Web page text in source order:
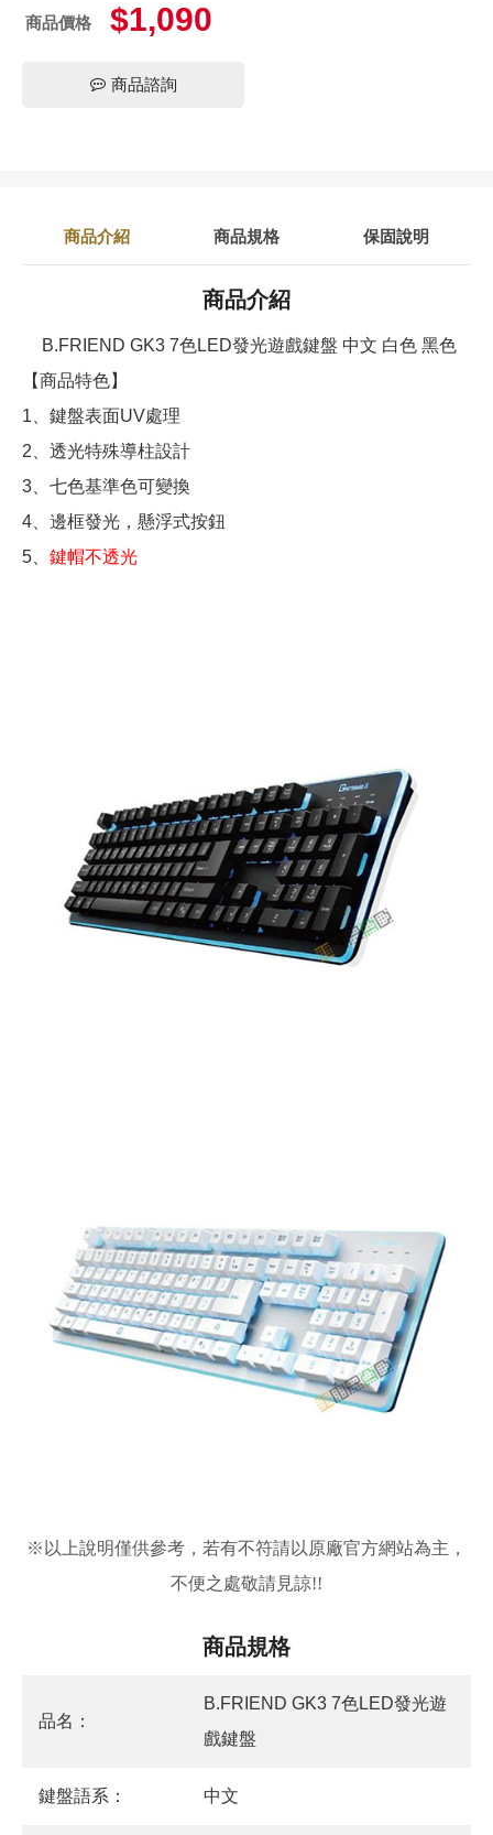
商品價格 $1,090
商品諮詢
商品介紹 商品規格 保固說明
商品介紹
B.FRIEND GK3 7色LED發光遊戲鍵盤 中文 白色 黑色
【商品特色】
1、鍵盤表面UV處理
2、透光特殊導柱設計
3、七色基準色可變換
4、邊框發光，懸浮式按鈕
5、 鍵帽不透光
※ 以上說明僅供參考，若有不符請以原廠官方網站為主，
不便之處敬請見諒!!
商品規格
品名：
B.FRIEND GK3 7色LED發光遊
戲鍵盤
鍵盤語系： 中文